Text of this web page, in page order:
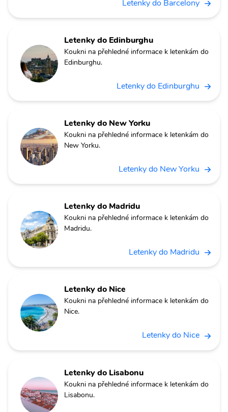
Letenky do Barcelony
Letenky do Edinburghu
Koukni na přehledné informace k letenkám do
Edinburghu.
Letenky do Edinburghu
Letenky do New Yorku
Koukni na přehledné informace k letenkám do
New Yorku.
Letenky do New Yorku
Letenky do Madridu
Koukni na přehledné informace k letenkám do
Madridu.
Letenky do Madridu
Letenky do Nice
Koukni na přehledné informace k letenkám do
Nice.
Letenky do Nice
Letenky do Lisabonu
Koukni na přehledné informace k letenkám do
Lisabonu.